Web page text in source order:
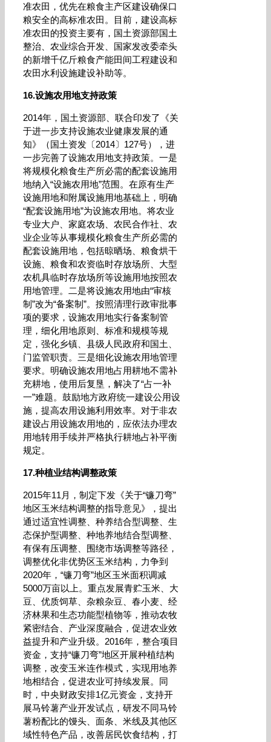
准农田，优先在粮食主产区建设确保口
粮安全的高标准农田。目前，建设高标
准农田的投资主要有，国土资源部国土
整治、农业综合开发、国家发改委牵头
的新增千亿斤粮食产能田间工程建设和
农田水利设施建设补助等。
16.设施农用地支持政策
2014年，国土资源部、联合印发了《关
于进一步支持设施农业健康发展的通
知》（国土资发〔2014〕127号），进
一步完善了设施农用地支持政策。一是
将规模化粮食生产所必需的配套设施用
地纳入“设施农用地”范围。在原有生产
设施用地和附属设施用地基础上，明确
“配套设施用地”为设施农用地。将农业
专业大户、家庭农场、农民合作社、农
业企业等从事规模化粮食生产所必需的
配套设施用地，包括晾晒场、粮食烘干
设施、粮食和农资临时存放场所、大型
农机具临时存放场所等设施用地按照农
用地管理。二是将设施农用地由“审核
制”改为“备案制”。按照清理行政审批事
项的要求，设施农用地实行备案制管
理，细化用地原则、标准和规模等规
定，强化乡镇、县级人民政府和国土、
门监管职责。三是细化设施农用地管理
要求。明确设施农用地占用耕地不需补
充耕地，使用后复垦，解决了“占一补
一”难题。鼓励地方政府统一建设公用设
施，提高农用设施利用效率。对于非农
建设占用设施农用地的，应依法办理农
用地转用手续并严格执行耕地占补平衡
规定。
17.种植业结构调整政策
2015年11月，制定下发《关于“镰刀弯”
地区玉米结构调整的指导意见》，提出
通过适宜性调整、种养结合型调整、生
态保护型调整、种地养地结合型调整、
有保有压调整、围绕市场调整等路径，
调整优化非优势区玉米结构，力争到
2020年，“镰刀弯”地区玉米面积调减
5000万亩以上。重点发展青贮玉米、大
豆、优质饲草、杂粮杂豆、春小麦、经
济林果和生态功能型植物等，推动农牧
紧密结合、产业深度融合，促进农业效
益提升和产业升级。2016年，整合项目
资金，支持“镰刀弯”地区开展种植结构
调整，改变玉米连作模式，实现用地养
地相结合，促进农业可持续发展。同
时，中央财政安排1亿元资金，支持开
展马铃薯产业开发试点，研发不同马铃
薯粉配比的馒头、面条、米线及其他区
域性特色产品，改善居民饮食结构，打